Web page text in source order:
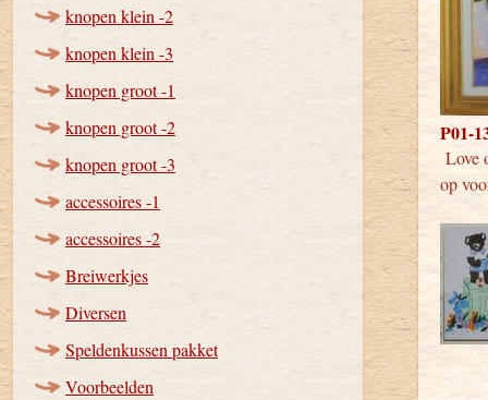
knopen klein -2
knopen klein -3
knopen groot -1
knopen groot -2
knopen groot -3
accessoires -1
accessoires -2
Breiwerkjes
Diversen
Speldenkussen pakket
Voorbeelden
P01-
Love
op